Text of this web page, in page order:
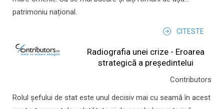
patrimoniu național.
CITESTE
Radiografia unei crize - Eroarea
strategică a președintelui
Contributors
Rolul şefului de stat este unul decisiv mai cu seamă în acest